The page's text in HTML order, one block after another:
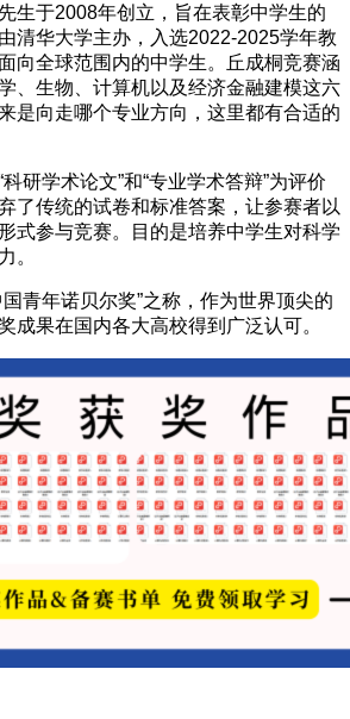
生于2008年创立，旨在表彰中学生的
清华大学主办，入选2022-2025学年教
向全球范围内的中学生。丘成桐竞赛涵
、生物、计算机以及经济金融建模这六
是向走哪个专业方向，这里都有合适的
研学术论文”和“专业学术答辩”为评价
了传统的试卷和标准答案，让参赛者以
式参与竞赛。目的是培养中学生对科学
。
青年诺贝尔奖”之称，作为世界顶尖的
成果在国内各大高校得到广泛认可。